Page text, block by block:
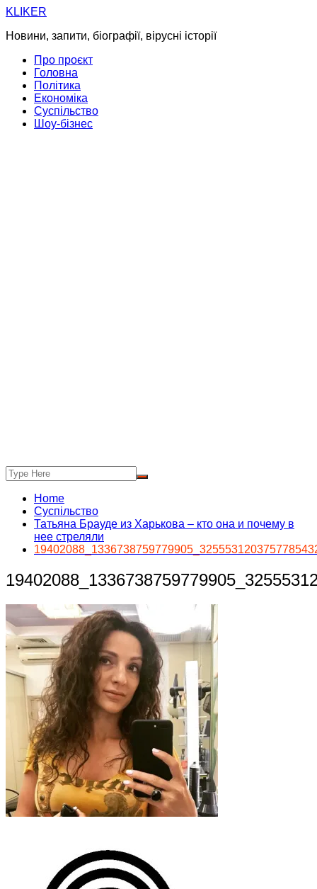
Skip
content
KLIKER
Новини, запити, біографії, вірусні історії
Про проєкт
Головна
Політика
Економіка
Суспільство
Шоу-бізнес
Home
Суспільство
Татьяна Брауде из Харькова – кто она и почему в
нее стреляли